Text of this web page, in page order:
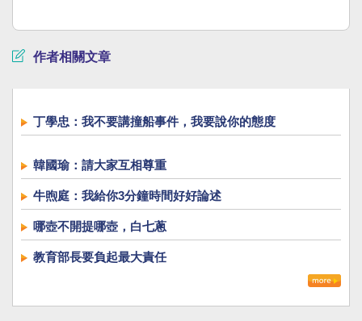
作者相關文章
丁學忠：我不要講撞船事件，我要說你的態度
韓國瑜：請大家互相尊重
牛煦庭：我給你3分鐘時間好好論述
哪壺不開提哪壺，白七蔥
教育部長要負起最大責任